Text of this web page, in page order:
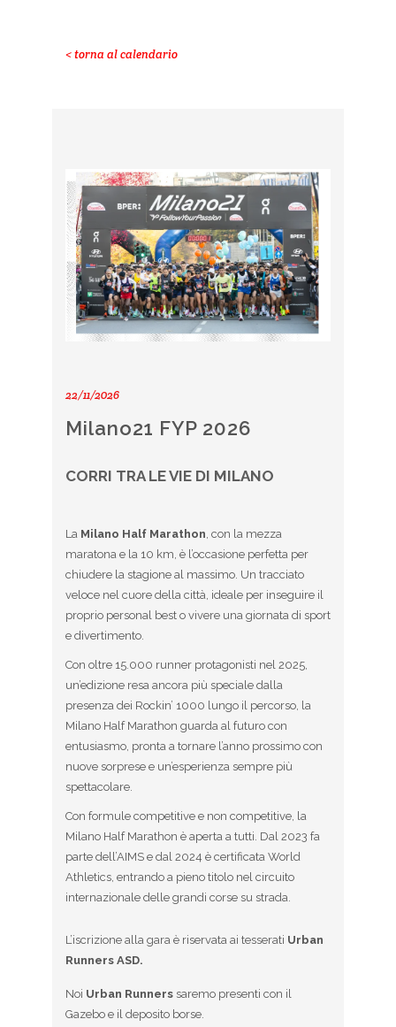
< torna al calendario
22/11/2026
Milano21 FYP 2026
CORRI TRA LE VIE DI MILANO
La Milano Half Marathon, con la mezza
maratona e la 10 km, è l’occasione perfetta per
chiudere la stagione al massimo. Un tracciato
veloce nel cuore della città, ideale per inseguire il
proprio personal best o vivere una giornata di sport
e divertimento.
Con oltre 15.000 runner protagonisti nel 2025,
un’edizione resa ancora più speciale dalla
presenza dei Rockin’ 1000 lungo il percorso, la
Milano Half Marathon guarda al futuro con
entusiasmo, pronta a tornare l’anno prossimo con
nuove sorprese e un’esperienza sempre più
spettacolare.
Con formule competitive e non competitive, la
Milano Half Marathon è aperta a tutti. Dal 2023 fa
parte dell’AIMS e dal 2024 è certificata World
Athletics, entrando a pieno titolo nel circuito
internazionale delle grandi corse su strada.
L’iscrizione alla gara è riservata ai tesserati Urban
Runners ASD.
Noi Urban Runners saremo presenti con il
Gazebo e il deposito borse.